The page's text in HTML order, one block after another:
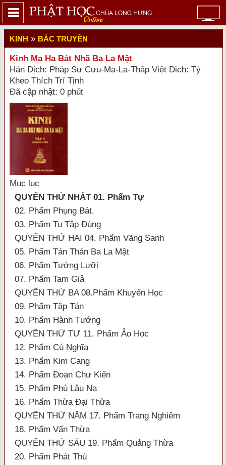
KINH » BẮC TRUYỀN
Kinh Ma Ha Bát Nhã Ba La Mật
Hán Dịch: Pháp Sư Cưu-Ma-La-Thập Việt Dịch: Tỳ
Kheo Thích Trí Tịnh
Đã cập nhật: 0 phút
Mục lục
QUYỂN THỨ NHẤT 01. Phẩm Tự
02. Phẩm Phụng Bát.
03. Phẩm Tu Tập Đúng
QUYỂN THỨ HAI 04. Phẩm Vãng Sanh
05. Phẩm Tán Thán Ba La Mật
06. Phẩm Tướng Lưỡi
07. Phẩm Tam Giả
QUYỂN THỨ BA 08.Phẩm Khuyến Học
09. Phẩm Tập Tán
10. Phẩm Hành Tướng
QUYỂN THỨ TƯ 11. Phẩm Ảo Học
12. Phẩm Cú Nghĩa
13. Phẩm Kim Cang
14. Phẩm Đoạn Chư Kiến
15. Phẩm Phú Lâu Na
16. Phẩm Thừa Đại Thừa
QUYỂN THỨ NĂM 17. Phẩm Trang Nghiêm
18. Phẩm Vấn Thừa
QUYỂN THỨ SÁU 19. Phẩm Quảng Thừa
20. Phẩm Phát Thú